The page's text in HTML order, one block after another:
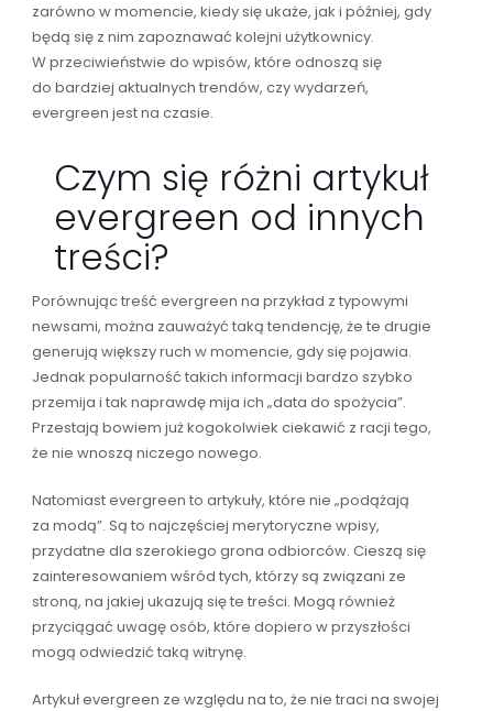
zarówno w momencie, kiedy się ukaże, jak i później, gdy
będą się z nim zapoznawać kolejni użytkownicy.
W przeciwieństwie do wpisów, które odnoszą się
do bardziej aktualnych trendów, czy wydarzeń,
evergreen jest na czasie.
Czym się różni artykuł
evergreen od innych
treści?
Porównując treść evergreen na przykład z typowymi
newsami, można zauważyć taką tendencję, że te drugie
generują większy ruch w momencie, gdy się pojawia.
Jednak popularność takich informacji bardzo szybko
przemija i tak naprawdę mija ich „data do spożycia”.
Przestają bowiem już kogokolwiek ciekawić z racji tego,
że nie wnoszą niczego nowego.
Natomiast evergreen to artykuły, które nie „podążają
za modą”. Są to najczęściej merytoryczne wpisy,
przydatne dla szerokiego grona odbiorców. Cieszą się
zainteresowaniem wśród tych, którzy są związani ze
stroną, na jakiej ukazują się te treści. Mogą również
przyciągać uwagę osób, które dopiero w przyszłości
mogą odwiedzić taką witrynę.
Artykuł evergreen ze względu na to, że nie traci na swojej